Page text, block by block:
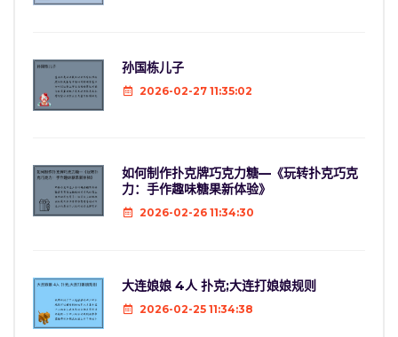
孙国栋儿子
2026-02-27 11:35:02
如何制作扑克牌巧克力糖—《玩转扑克巧克
力：手作趣味糖果新体验》
2026-02-26 11:34:30
大连娘娘 4人 扑克;大连打娘娘规则
2026-02-25 11:34:38